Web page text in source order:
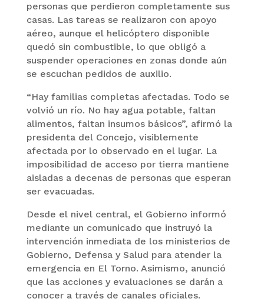
personas que perdieron completamente sus
casas. Las tareas se realizaron con apoyo
aéreo, aunque el helicóptero disponible
quedó sin combustible, lo que obligó a
suspender operaciones en zonas donde aún
se escuchan pedidos de auxilio.
“Hay familias completas afectadas. Todo se
volvió un río. No hay agua potable, faltan
alimentos, faltan insumos básicos”, afirmó la
presidenta del Concejo, visiblemente
afectada por lo observado en el lugar. La
imposibilidad de acceso por tierra mantiene
aisladas a decenas de personas que esperan
ser evacuadas.
Desde el nivel central, el Gobierno informó
mediante un comunicado que instruyó la
intervención inmediata de los ministerios de
Gobierno, Defensa y Salud para atender la
emergencia en El Torno. Asimismo, anunció
que las acciones y evaluaciones se darán a
conocer a través de canales oficiales.